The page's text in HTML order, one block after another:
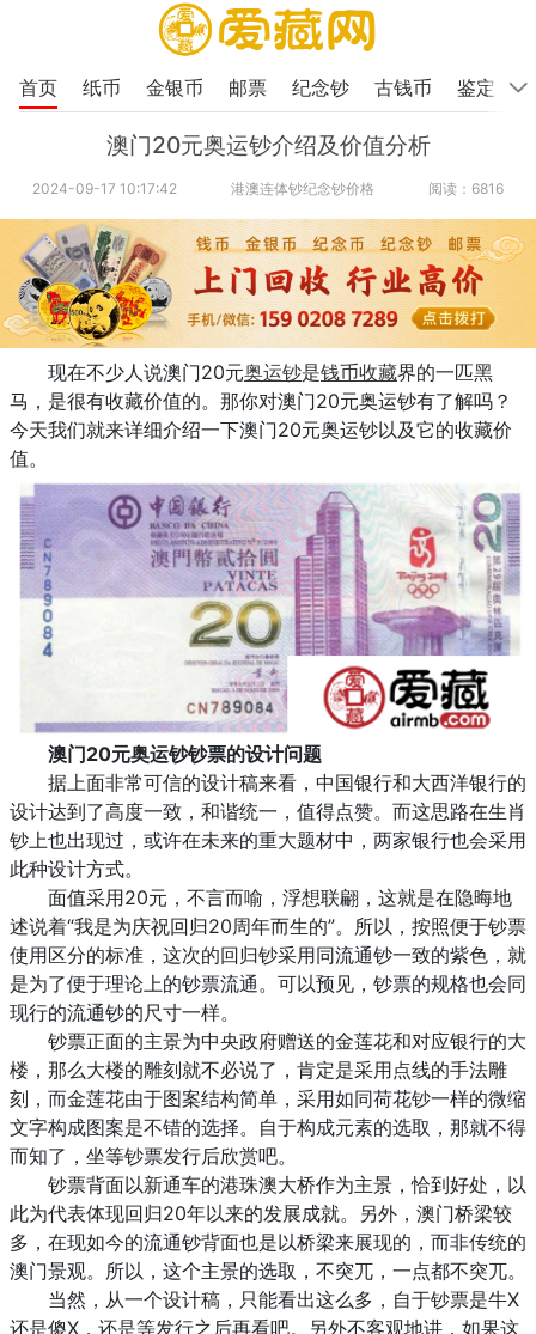
首页 纸币 金银币 邮票 纪念钞 古钱币 鉴定
澳门20元奥运钞介绍及价值分析
2024-09-17 10:17:42 港澳连体钞纪念钞价格 阅读：6816
现在不少人说澳门20元奥运钞是钱币收藏界的一匹黑
马，是很有收藏价值的。那你对澳门20元奥运钞有了解吗？
今天我们就来详细介绍一下澳门20元奥运钞以及它的收藏价
值。
澳门20元奥运钞钞票的设计问题
据上面非常可信的设计稿来看，中国银行和大西洋银行的
设计达到了高度一致，和谐统一，值得点赞。而这思路在生肖
钞上也出现过，或许在未来的重大题材中，两家银行也会采用
此种设计方式。
面值采用20元，不言而喻，浮想联翩，这就是在隐晦地
述说着“我是为庆祝回归20周年而生的”。所以，按照便于钞票
使用区分的标准，这次的回归钞采用同流通钞一致的紫色，就
是为了便于理论上的钞票流通。可以预见，钞票的规格也会同
现行的流通钞的尺寸一样。
钞票正面的主景为中央政府赠送的金莲花和对应银行的大
楼，那么大楼的雕刻就不必说了，肯定是采用点线的手法雕
刻，而金莲花由于图案结构简单，采用如同荷花钞一样的微缩
文字构成图案是不错的选择。自于构成元素的选取，那就不得
而知了，坐等钞票发行后欣赏吧。
钞票背面以新通车的港珠澳大桥作为主景，恰到好处，以
此为代表体现回归20年以来的发展成就。另外，澳门桥梁较
多，在现如今的流通钞背面也是以桥梁来展现的，而非传统的
澳门景观。所以，这个主景的选取，不突兀，一点都不突兀。
当然，从一个设计稿，只能看出这么多，自于钞票是牛X
还是傻X，还是等发行之后再看吧。另外不客观地讲，如果这